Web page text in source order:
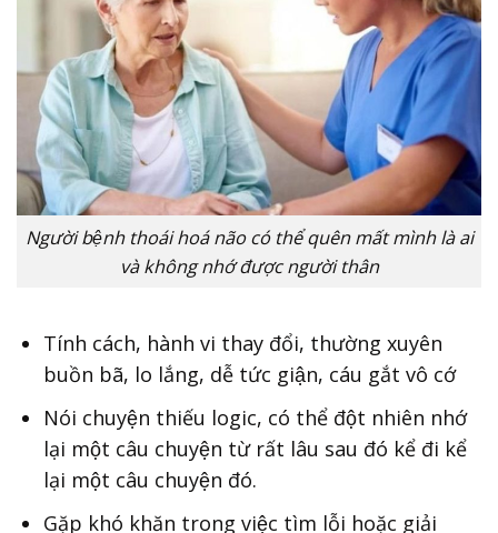
Người bệnh thoái hoá não có thể quên mất mình là ai
và không nhớ được người thân
Tính cách, hành vi thay đổi, thường xuyên
buồn bã, lo lắng, dễ tức giận, cáu gắt vô cớ
Nói chuyện thiếu logic, có thể đột nhiên nhớ
lại một câu chuyện từ rất lâu sau đó kể đi kể
lại một câu chuyện đó.
Gặp khó khăn trong việc tìm lỗi hoặc giải